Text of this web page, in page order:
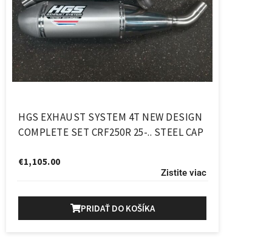
HGS EXHAUST SYSTEM 4T NEW DESIGN
COMPLETE SET CRF250R 25-.. STEEL CAP
€1,105.00
Zistite viac
PRIDAŤ DO KOŠÍKA